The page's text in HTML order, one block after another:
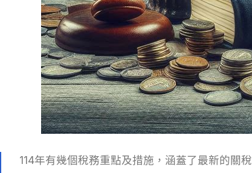
114年有幾個稅務重點及措施，涵蓋了最新的關